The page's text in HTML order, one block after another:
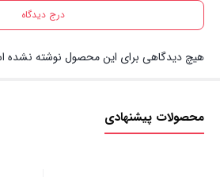
درج دیدگاه
هیچ دیدگاهی برای این محصول نوشته نشده
محصولات پیشنهادی